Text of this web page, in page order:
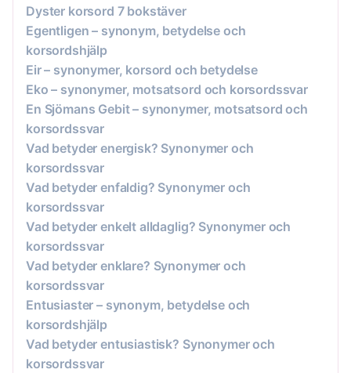
Dyster korsord 7 bokstäver
Egentligen – synonym, betydelse och
korsordshjälp
Eir – synonymer, korsord och betydelse
Eko – synonymer, motsatsord och korsordssvar
En Sjömans Gebit – synonymer, motsatsord och
korsordssvar
Vad betyder energisk? Synonymer och
korsordssvar
Vad betyder enfaldig? Synonymer och
korsordssvar
Vad betyder enkelt alldaglig? Synonymer och
korsordssvar
Vad betyder enklare? Synonymer och
korsordssvar
Entusiaster – synonym, betydelse och
korsordshjälp
Vad betyder entusiastisk? Synonymer och
korsordssvar